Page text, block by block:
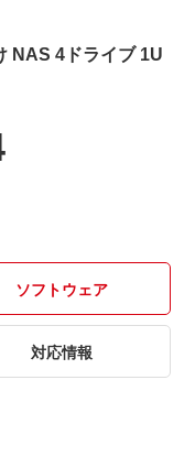
NAS 4ドライブ 1U
ソフトウェア
対応情報